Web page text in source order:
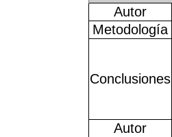
Autor
Metodología
Conclusiones
Autor